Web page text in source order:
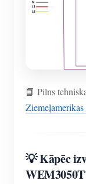
📘 Pilns
Ziemeļamerikas
💡 Kāpēc